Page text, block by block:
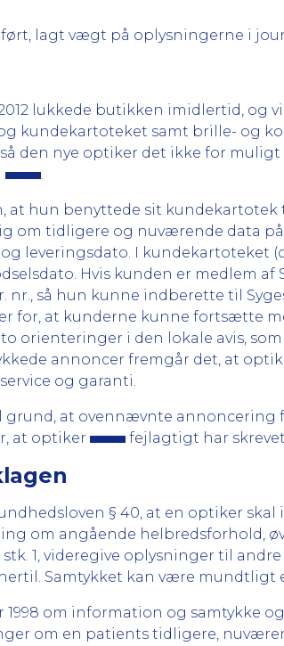
lagt vægt på oplysningerne i
2012 lukkede butikken imidlertid, og
kundekartoteket samt brille- og
den nye optiker det ikke for
.
at hun benyttede sit
om tidligere og nuværende data
leveringsdato. I
Hvis kunden er medlem af
nr., så hun kunne indberette til
for, at kunderne kunne fortsætte
orienteringer i den lokale avis,
annoncer fremgår det, at
og garanti.
at ovennævnte annoncering
at optiker
fejlagtigt har skrevet
§ 40, at en optiker skal
om angående helbredsforhold,
1, videregive oplysninger til
Samtykket kan være mundtligt
1998 om information og samtykke
om en patients tidligere,